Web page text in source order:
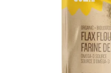
ADD TO CART